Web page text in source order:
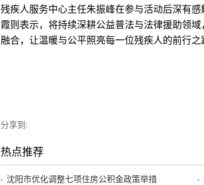
残疾人服务中心主任朱振峰在参与活动后深有
霞则表示，将持续深耕公益普法与法律援助领
融合，让温暖与公平照亮每一位残疾人的前行之
分享到:
热点推荐
沈阳市优化调整七项住房公积金政策举措